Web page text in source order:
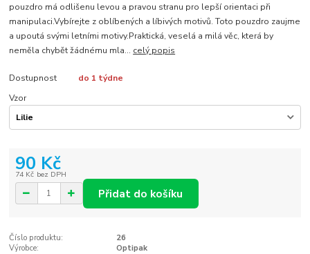
pouzdro má odlišenu levou a pravou stranu pro lepší orientaci při
manipulaci.Vybírejte z oblíbených a líbivých motivů. Toto pouzdro zaujme
a upoutá svými letními motivy.Praktická, veselá a milá věc, která by
neměla chybět žádnému mla... celý popis
Dostupnost
do 1 týdne
Vzor
90 Kč
74 Kč bez DPH
Přidat do košíku
Číslo produktu:
26
Výrobce:
Optipak